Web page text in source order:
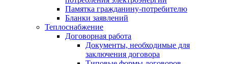
Памятка гражданину-потребителю
Бланки заявлений
Теплоснабжение
Договорная работа
Документы, необходимые для
заключения договора